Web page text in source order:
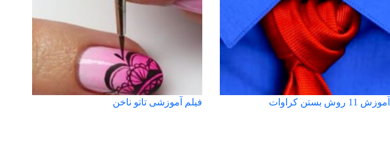
آموزش 11 روش بستن کراوات فیلم آموزشی تاتو ناخن